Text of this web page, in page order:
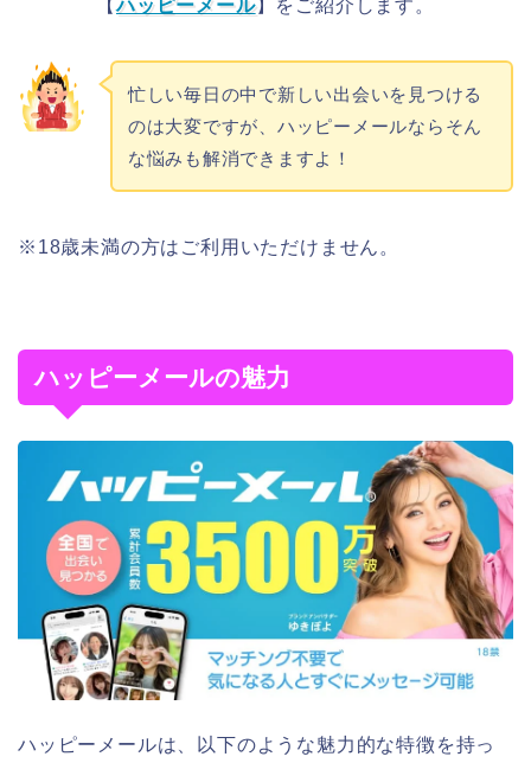
【ハッピーメール】をご紹介します。
忙しい毎日の中で新しい出会いを見つける
のは大変ですが、ハッピーメールならそん
な悩みも解消できますよ！
※18歳未満の方はご利用いただけません。
ハッピーメールの魅力
ハッピーメールは、以下のような魅力的な特徴を持っ